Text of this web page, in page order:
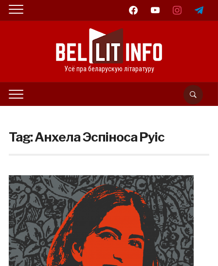
facebookyoutube instagramtelegram
Усё пра беларускую літаратуру
Tag:Анхела Эспіноса Руіс